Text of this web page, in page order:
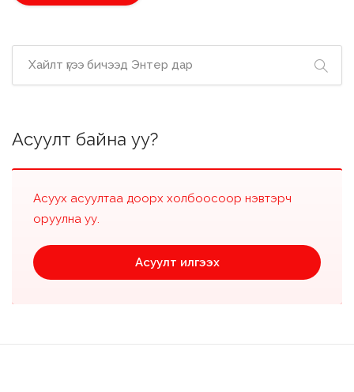
Асуулт байна уу?
Асуух асуултаа доорх холбоосоор нэвтэрч
оруулна уу.
Асуулт илгээх